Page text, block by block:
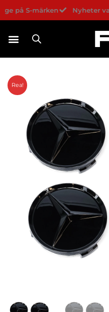
till
på S-märken Nyheter
Rea!